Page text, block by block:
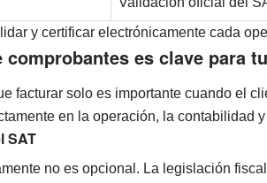
y certificar electrónicamente cada
es clave para
facturar solo es importante cuando el
en la operación, la contabilidad
SAT
no es opcional. La legislación